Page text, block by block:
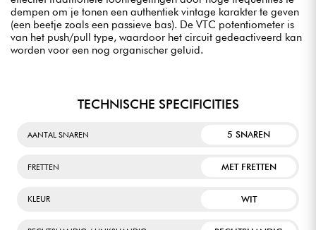
dempen om je tonen een authentiek vintage karakter te geven
(een beetje zoals een passieve bas). De VTC potentiometer is
van het push/pull type, waardoor het circuit gedeactiveerd kan
worden voor een nog organischer geluid.
TECHNISCHE SPECIFICITIES
AANTAL SNAREN 5 SNAREN
FRETTEN MET FRETTEN
KLEUR WIT